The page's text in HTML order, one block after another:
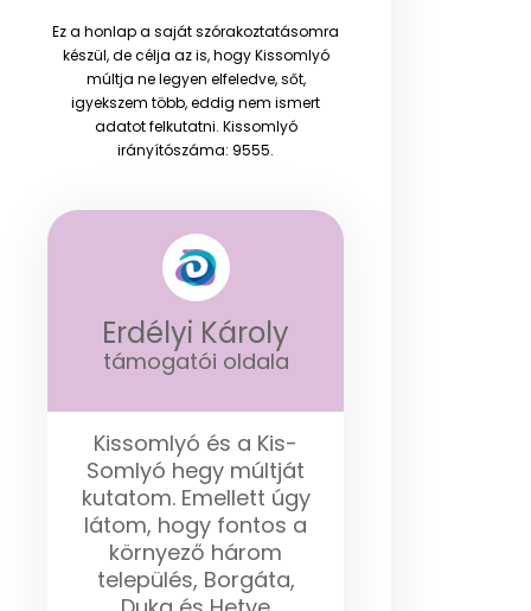
Ez a honlap a saját szórakoztatásomra
készül, de célja az is, hogy Kissomlyó
múltja ne legyen elfeledve, sőt,
igyekszem több, eddig nem ismert
adatot felkutatni. Kissomlyó
irányítószáma: 9555.
Erdélyi Károly
támogatói oldala
Kissomlyó és a Kis-
Somlyó hegy múltját
kutatom. Emellett úgy
látom, hogy fontos a
környező három
település, Borgáta,